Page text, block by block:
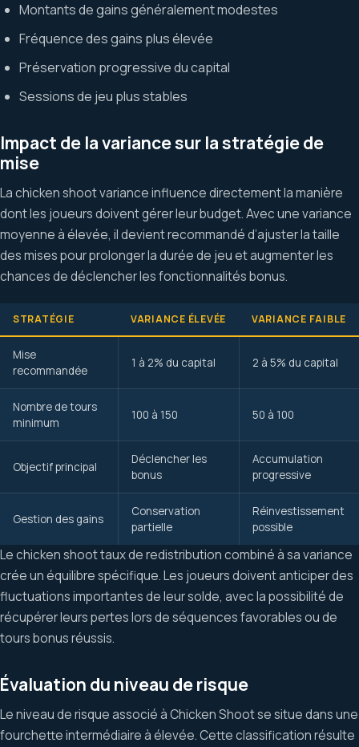
Montants de gains généralement modestes
Fréquence des gains plus élevée
Préservation progressive du capital
Sessions de jeu plus stables
Impact de la variance sur la stratégie de
mise
La chicken shoot variance influence directement la manière
dont les joueurs doivent gérer leur budget. Avec une variance
moyenne à élevée, il devient recommandé d’ajuster la taille
des mises pour prolonger la durée de jeu et augmenter les
chances de déclencher les fonctionnalités bonus.
STRATÉGIE VARIANCE ÉLEVÉE VARIANCE FAIBLE
Mise
recommandée
1 à 2% du capital 2 à 5% du capital
Nombre de tours
minimum
100 à 150 50 à 100
Objectif principal
Déclencher les
bonus
Accumulation
progressive
Gestion des gains
Conservation
partielle
Réinvestissement
possible
Le chicken shoot taux de redistribution combiné à sa variance
crée un équilibre spécifique. Les joueurs doivent anticiper des
fluctuations importantes de leur solde, avec la possibilité de
récupérer leurs pertes lors de séquences favorables ou de
tours bonus réussis.
Évaluation du niveau de risque
Le niveau de risque associé à Chicken Shoot se situe dans une
fourchette intermédiaire à élevée. Cette classification résulte